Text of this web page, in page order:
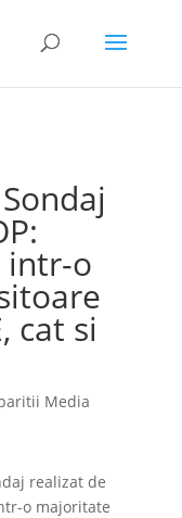
intr-o
cat si
Media
realizat de
o majoritate